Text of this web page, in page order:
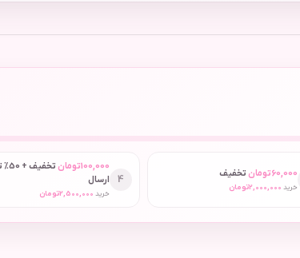
60,000تومان تخفیف
خرید 2,000,000تومان
4
100,000تومان
ارسال
خرید 2,500,000تومان